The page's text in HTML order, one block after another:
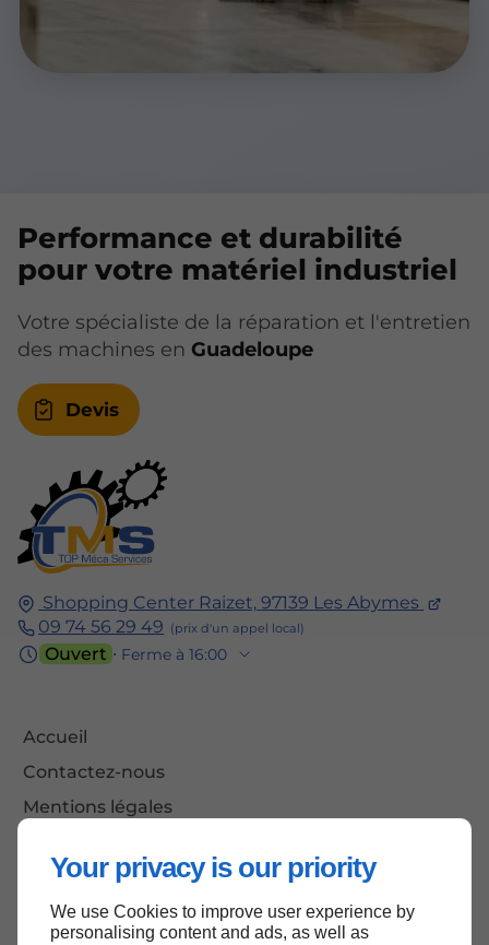
Your privacy is our priority
We use Cookies to improve user experience by
personalising content and ads, as well as
Shopping Center Raizet, 97139 Les Abymes
09 74 56 29 49
Ouvert ⋅ Ferme à 16:00
Accueil
Contactez-nous
Mentions légales
Performance et durabilité
pour votre matériel industriel
Votre spécialiste de la réparation et l'entretien
des machines en Guadeloupe
Devis
Haut de page